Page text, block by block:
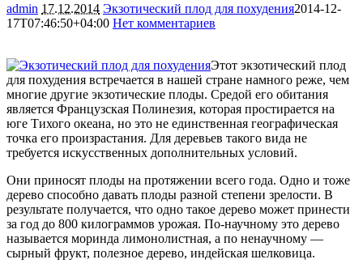
admin 17.12.2014 Экзотический плод для похудения2014-12-
17T07:46:50+04:00 Нет комментариев
Этот экзотический плод
для похудения встречается в нашей стране намного реже, чем
многие другие экзотические плоды. Средой его обитания
является Французская Полинезия, которая простирается на
юге Тихого океана, но это не единственная географическая
точка его произрастания. Для деревьев такого вида не
требуется искусственных дополнительных условий.
Они приносят плоды на протяжении всего года. Одно и тоже
дерево способно давать плоды разной степени зрелости. В
результате получается, что одно такое дерево может принести
за год до 800 килограммов урожая. По-научному это дерево
называется моринда лимонолистная, а по ненаучному —
сырный фрукт, полезное дерево, индейская шелковица.